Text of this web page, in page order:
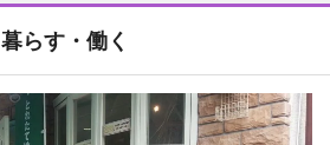
暮らす・働く